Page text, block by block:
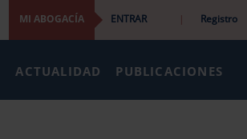
MI ABOGACÍA ENTRAR | Registro
ACTUALIDAD PUBLICACIONES